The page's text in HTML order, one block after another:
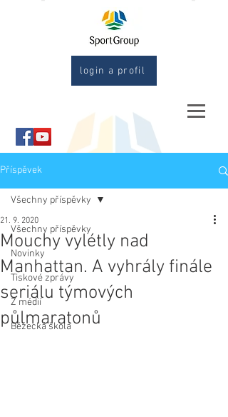
login a profil
Příspěvek
Všechny příspěvky
Novinky
Tiskové zprávy
Z médií
Běžecká škola
Všechny příspěvky
Mouchy vylétly nad
Manhattan. A vyhrály finále
seriálu týmových
půlmaratonů
21. 9. 2020